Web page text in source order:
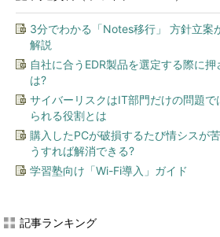
3分でわかる「Notes移行」 方針立案
解説
自社に合うEDR製品を選定する際に
は?
サイバーリスクはIT部門だけの問題で
られる役割とは
購入したPCが破損するたび情シスが
うすれば解消できる?
学習塾向け「Wi-Fi導入」ガイド
記事ランキング